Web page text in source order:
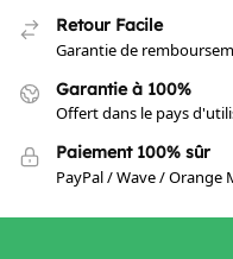
Retour Facile
Garantie de
Garantie à 100%
Offert dans le pays
Paiement 100% sûr
PayPal / Wave / Orange